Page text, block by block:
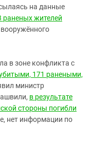
на данные
раненых жителей
в зоне конфликта с
171 ранеными,
министр
в результате
стороны погибли
нет информации по